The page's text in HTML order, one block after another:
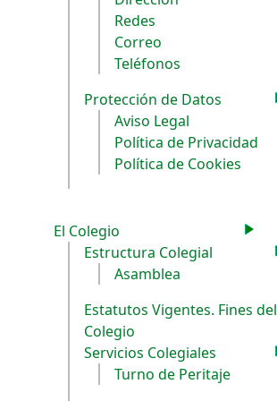
Redes
Correo
Teléfonos
Protección de Datos
Aviso Legal
Política de Privacidad
Política de Cookies
El Colegio
Estructura Colegial
Asamblea
Estatutos Vigentes. Fines del
Colegio
Servicios Colegiales
Turno de Peritaje